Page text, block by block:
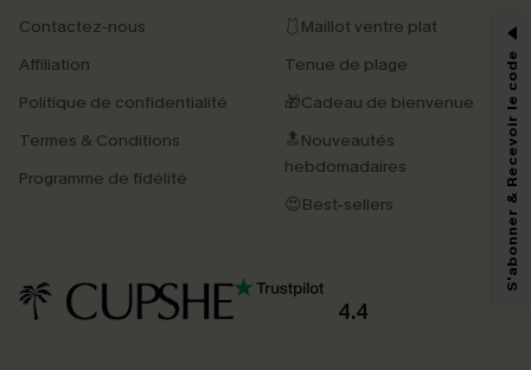
Contactez-nous
Affiliation
Politique de confidentialité
Termes & Conditions
Programme de fidélité
🩱Maillot ventre plat
Tenue de plage
🎁Cadeau de bienvenue
🔝Nouveautés
hebdomadaires
😍Best-sellers
4.4
-15% dès 2 Achetés par E-mail
*Un code par commande, valable une seule fois.
En soumettant votre adresse e-mail, vous acceptez de recevoir des e-mails
marketing (y compris du contenu généré par l'IA) de Cupshe et
reconnaissez avoir pris connaissance de nos
pouvons utiliser les données collectées sur notre site ainsi que des
produits susceptibles de vous intéresser, conformément à notre
Politique de
confidentialité
. Vous pouvez vous désabonner à tout moment.
S'abonner & Recevoir le code